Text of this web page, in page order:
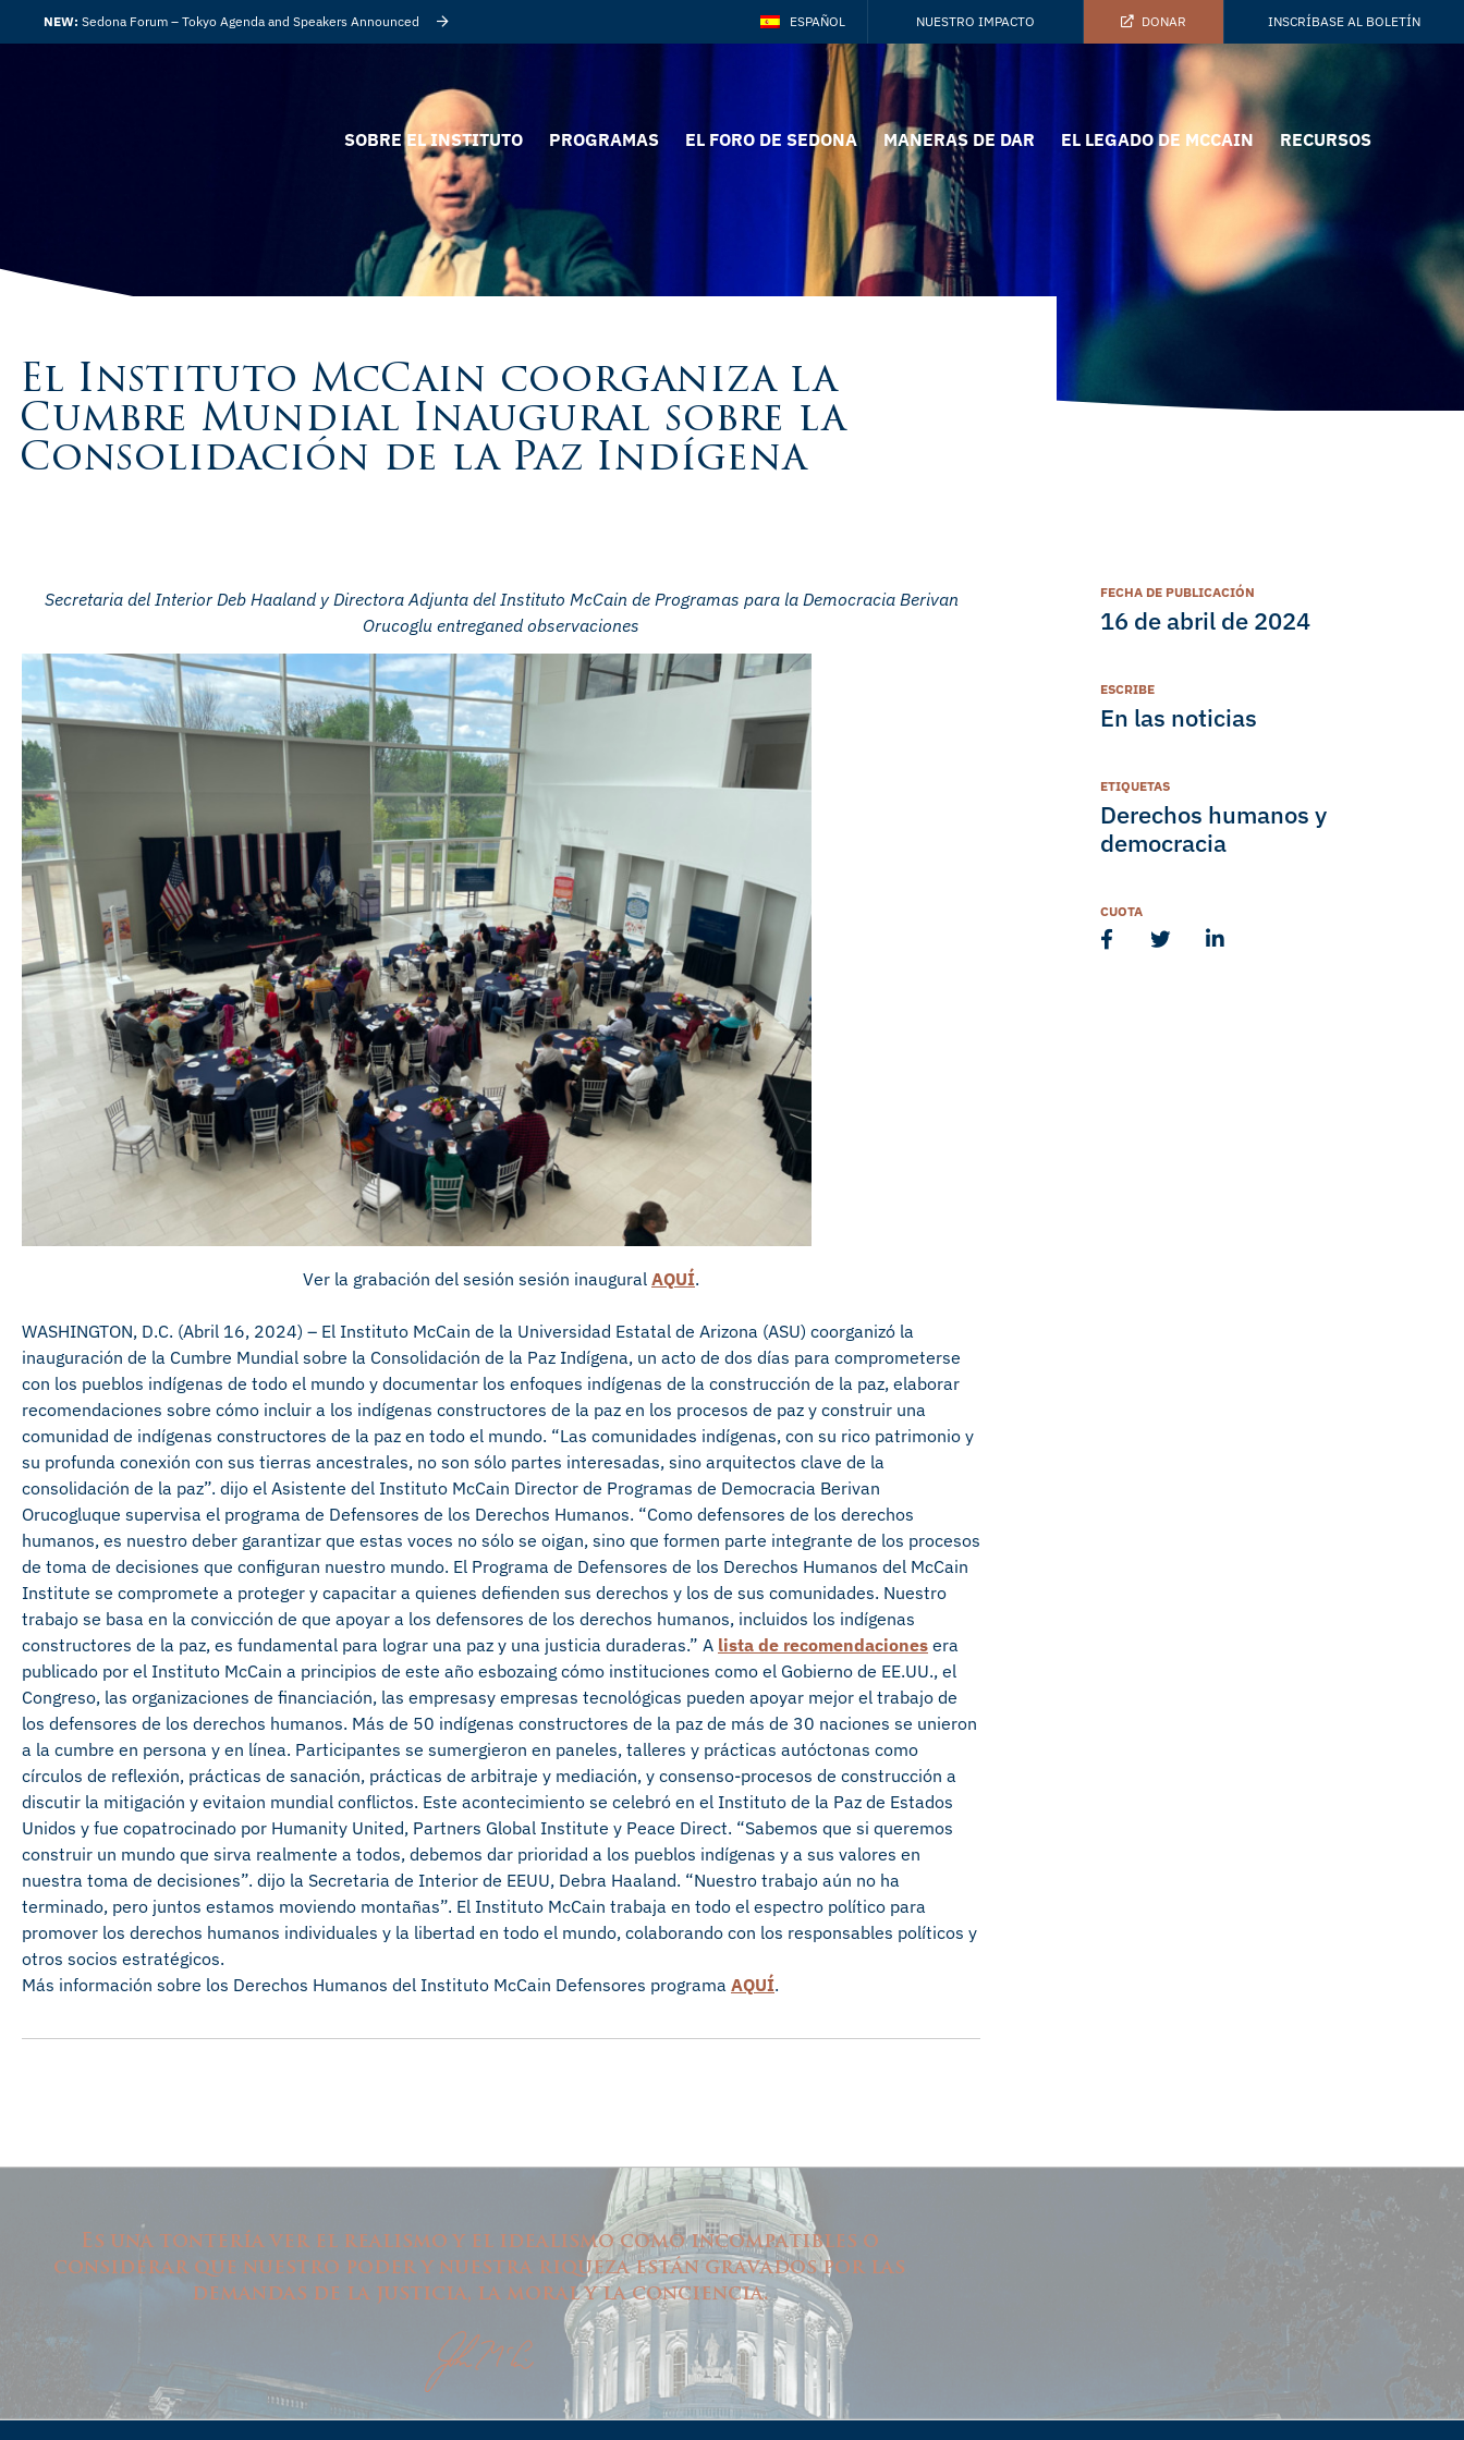
NEW: Sedona Forum – Tokyo Agenda and Speakers Announced ESPAÑOL NUESTRO IMPACTO DONAR INSCRÍBASE AL BOLETÍN
SOBRE EL INSTITUTO PROGRAMAS EL FORO DE SEDONA MANERAS DE DAR EL LEGADO DE MCCAIN RECURSOS
El Instituto McCain coorganiza la
Cumbre Mundial Inaugural sobre la
Consolidación de la Paz Indígena
Secretaria del Interior Deb Haaland y Directora Adjunta del Instituto McCain de Programas para la Democracia Berivan
Orucoglu entreganedobservaciones
Ver la grabación del sesión sesión inaugural AQUÍ.
WASHINGTON, D.C. (Abril 16, 2024) – El Instituto McCain de la Universidad Estatal de Arizona (ASU) coorganizó la
inauguración de la Cumbre Mundial sobre la Consolidación de la Paz Indígena, un acto de dos días para comprometerse
con los pueblos indígenas de todo el mundo y documentar los enfoques indígenas de la construcción de la paz, elaborar
recomendaciones sobre cómo incluir a los indígenas constructores de la paz en los procesos de paz y construir una
comunidad de indígenas constructores de la paz en todo el mundo. “Las comunidades indígenas, con su rico patrimonio y
su profunda conexión con sus tierras ancestrales, no son sólo partes interesadas, sino arquitectos clave de la
consolidación de la paz”. dijo el Asistente del Instituto McCain Director de Programas de Democracia Berivan
Orucogluque supervisa el programa de Defensores de los Derechos Humanos. “Como defensores de los derechos
humanos, es nuestro deber garantizar que estas voces no sólo se oigan, sino que formen parte integrante de los procesos
de toma de decisiones que configuran nuestro mundo. El Programa de Defensores de los Derechos Humanos del McCain
Institute se compromete a proteger y capacitar a quienes defienden sus derechos y los de sus comunidades. Nuestro
trabajo se basa en la convicción de que apoyar a los defensores de los derechos humanos, incluidos los indígenas
constructores de la paz, es fundamental para lograr una paz y una justicia duraderas.” A lista de recomendaciones era
publicado por el Instituto McCain a principios de este año esbozaing cómo instituciones como el Gobierno de EE.UU., el
Congreso, las organizaciones de financiación, las empresasy empresas tecnológicas pueden apoyar mejor el trabajo de
los defensores de los derechos humanos. Más de 50 indígenas constructores de la paz de más de 30 naciones se unieron
a la cumbre en persona y en línea. Participantes se sumergieron en paneles, talleres y prácticas autóctonas como
círculos de reflexión, prácticas de sanación, prácticas de arbitraje y mediación, y consenso-procesos de construcción a
discutir la mitigación y evitaion mundial conflictos. Este acontecimiento se celebró en el Instituto de la Paz de Estados
Unidos y fue copatrocinado por Humanity United, Partners Global Institute y Peace Direct. “Sabemos que si queremos
construir un mundo que sirva realmente a todos, debemos dar prioridad a los pueblos indígenas y a sus valores en
nuestra toma de decisiones”. dijo la Secretaria de Interior de EEUU, Debra Haaland. “Nuestro trabajo aún no ha
terminado, pero juntos estamos moviendo montañas”. El Instituto McCain trabaja en todo el espectro político para
promover los derechos humanos individuales y la libertad en todo el mundo, colaborando con los responsables políticos y
otros socios estratégicos.
Más información sobre los Derechos Humanos del Instituto McCain Defensores programa AQUÍ.
FECHA DE PUBLICACIÓN
16 de abril de 2024
ESCRIBE
En las noticias
ETIQUETAS
Derechos humanos y
democracia
CUOTA
Es una tontería ver el realismo y el idealismo como incompatibles o
considerar que nuestro poder y nuestra riqueza están gravados por las
demandas de la justicia, la moral y la conciencia.